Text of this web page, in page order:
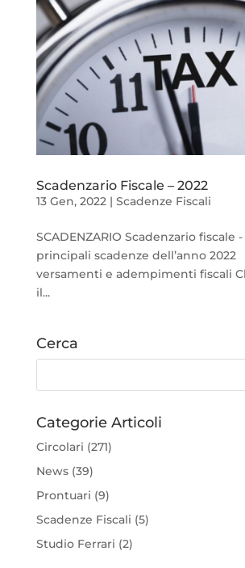
Scadenzario Fiscale – 2022
13 Gen, 2022| Scadenze Fiscali
SCADENZARIO Scadenzario fiscale
principali scadenze dell’anno 2022
versamenti e adempimenti fiscali
il...
Cerca
Categorie Articoli
Circolari (271)
News(39)
Prontuari (9)
Scadenze Fiscali (5)
Studio Ferrari (2)